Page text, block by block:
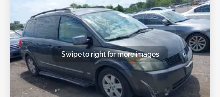
Swipe to right for more images